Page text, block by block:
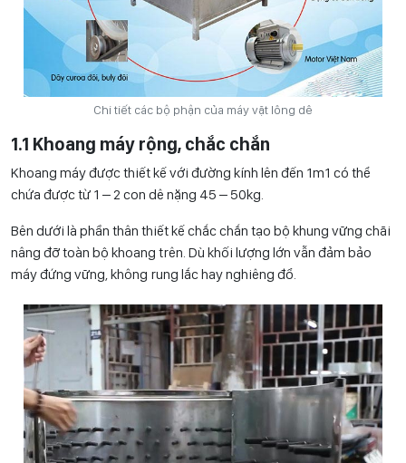
Chi tiết các bộ phận của máy vặt lông dê
1.1 Khoang máy rộng, chắc chắn
Khoang máy được thiết kế với đường kính lên đến 1m1 có thể
chứa được từ 1 – 2 con dê nặng 45 – 50kg.
Bên dưới là phần thân thiết kế chắc chắn tạo bộ khung vững chãi
nâng đỡ toàn bộ khoang trên. Dù khối lượng lớn vẫn đảm bảo
máy đứng vững, không rung lắc hay nghiêng đổ.